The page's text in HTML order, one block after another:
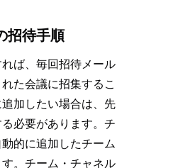
招待手順
ば、毎回招待メール
た会議に招集するこ
加したい場合は、先
必要があります。チ
的に追加したチーム
。チーム・チャネル